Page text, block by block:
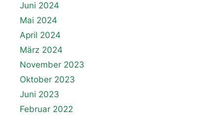
Juni 2024
Mai 2024
April 2024
März 2024
November 2023
Oktober 2023
Juni 2023
Februar 2022